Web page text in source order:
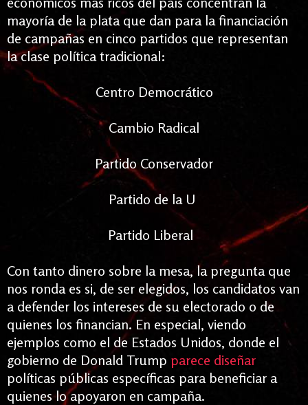
mayoría de la plata que dan para la financiación
de campañas en cinco partidos que representan
la clase política tradicional:
Centro Democrático
Cambio Radical
Partido Conservador
Partido de la U
Partido Liberal
Con tanto dinero sobre la mesa, la pregunta que
nos ronda es si, de ser elegidos, los candidatos van
a defender los intereses de su electorado o de
quienes los financian. En especial, viendo
ejemplos como el de Estados Unidos, donde el
gobierno de Donald Trump parece diseñar
políticas públicas específicas para beneficiar a
quienes lo apoyaron en campaña.